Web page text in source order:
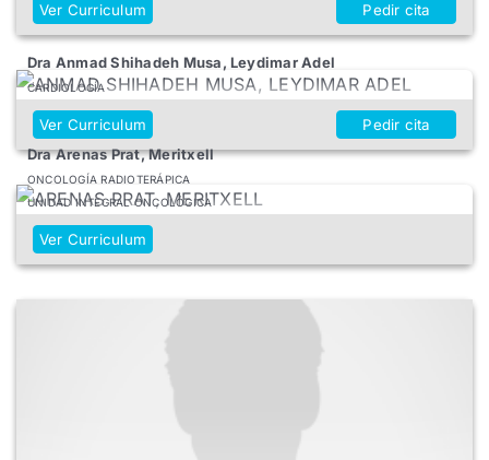
Ver Curriculum Pedir cita
Dra Anmad Shihadeh Musa, Leydimar Adel
CARDIOLOGÍA
Ver Curriculum
Pedir cita
Dra Arenas Prat, Meritxell
ONCOLOGÍA RADIOTERÁPICA
UNIDAD INTEGRAL ONCOLÓGICA
Ver Curriculum